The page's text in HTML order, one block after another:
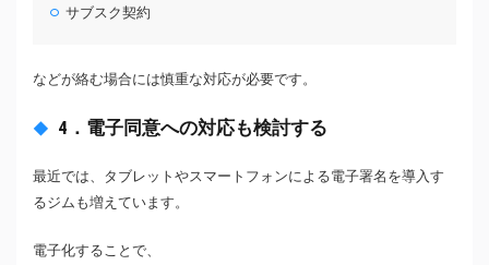
サブスク契約
などが絡む場合には慎重な対応が必要です。
4．電子同意への対応も検討する
最近では、タブレットやスマートフォンによる電子署名を導入す
るジムも増えています。
電子化することで、